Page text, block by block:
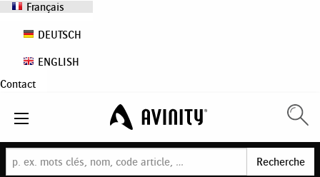
Français
DEUTSCH
ENGLISH
Contact
Recherche